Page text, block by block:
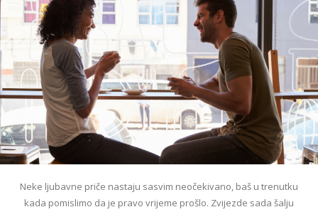
Neke ljubavne priče nastaju sasvim neočekivano, baš u trenutku
kada pomislimo da je pravo vrijeme prošlo. Zvijezde sada šalju